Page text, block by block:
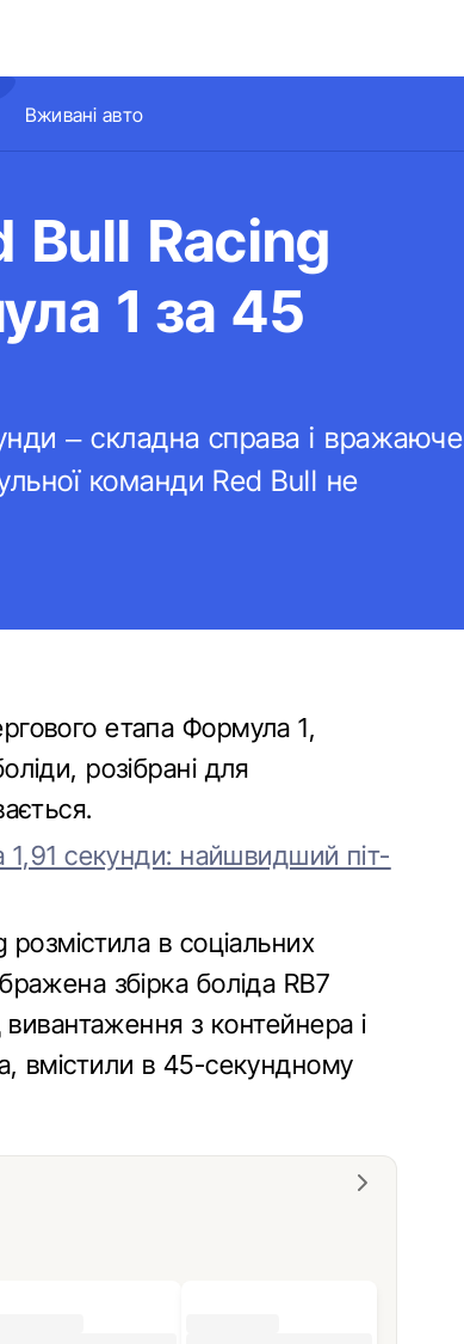
Вживані авто
Bull Racing
1 за 45
– складна справа і вражаюче
команди Red Bull не
етапа Формула 1,
розібрані для
1,91 секунди: найшвидший піт-
в соціальних
збірка боліда RB7
з контейнера і
вмістили в 45-секундному